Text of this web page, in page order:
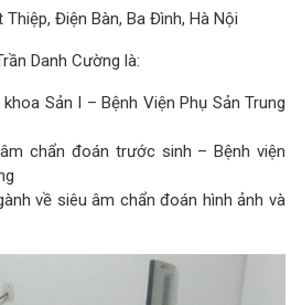
Điện Bàn, Ba Đình, Hà Nội
Danh Cường là:
Sản I – Bệnh Viện Phụ Sản Trung
chẩn đoán trước sinh – Bệnh viện
về siêu âm chẩn đoán hình ảnh và